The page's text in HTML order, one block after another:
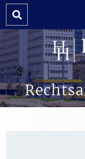
Search